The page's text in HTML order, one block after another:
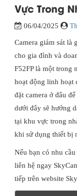
Vực Trong
06/04/2025
Camera giám sát là
cho gia đình và
F52FP là một trong
hoạt động linh hoạt
đặt camera ở đâu
dưới đây sẽ hướng
tại khu vực trong
khi sử dụng thiết bị
Nếu bạn có nhu cầu
liên hệ ngay
tiếp trên website